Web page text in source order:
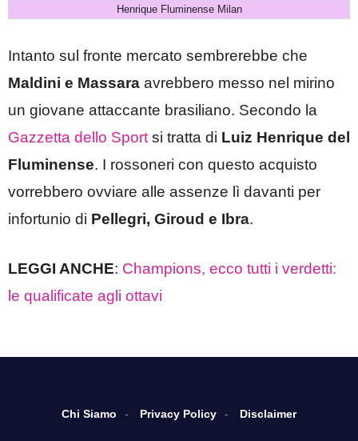
Henrique Fluminense Milan
Intanto sul fronte mercato sembrerebbe che
Maldini e Massara avrebbero messo nel mirino
un giovane attaccante brasiliano. Secondo la
Gazzetta dello Sport si tratta di Luiz Henrique del
Fluminense. I rossoneri con questo acquisto
vorrebbero ovviare alle assenze lì davanti per
infortunio di Pellegri, Giroud e Ibra.
LEGGI ANCHE: Champions, ecco tutti i verdetti:
le qualificate agli ottavi
Chi Siamo Privacy Policy Disclaimer